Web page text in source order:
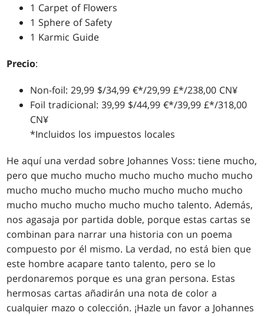
1 Carpet of Flowers
1 Sphere of Safety
1 Karmic Guide
Precio:
Non-foil: 29,99 $/34,99 €*/29,99 £*/238,00 CN¥
Foil tradicional: 39,99 $/44,99 €*/39,99 £*/318,00
CN¥
*Incluidos los impuestos locales
He aquí una verdad sobre Johannes Voss: tiene mucho,
pero que mucho mucho mucho mucho mucho mucho
mucho mucho mucho mucho mucho mucho mucho
mucho mucho mucho mucho mucho talento. Además,
nos agasaja por partida doble, porque estas cartas se
combinan para narrar una historia con un poema
compuesto por él mismo. La verdad, no está bien que
este hombre acapare tanto talento, pero se lo
perdonaremos porque es una gran persona. Estas
hermosas cartas añadirán una nota de color a
cualquier mazo o colección. ¡Hazle un favor a Johannes